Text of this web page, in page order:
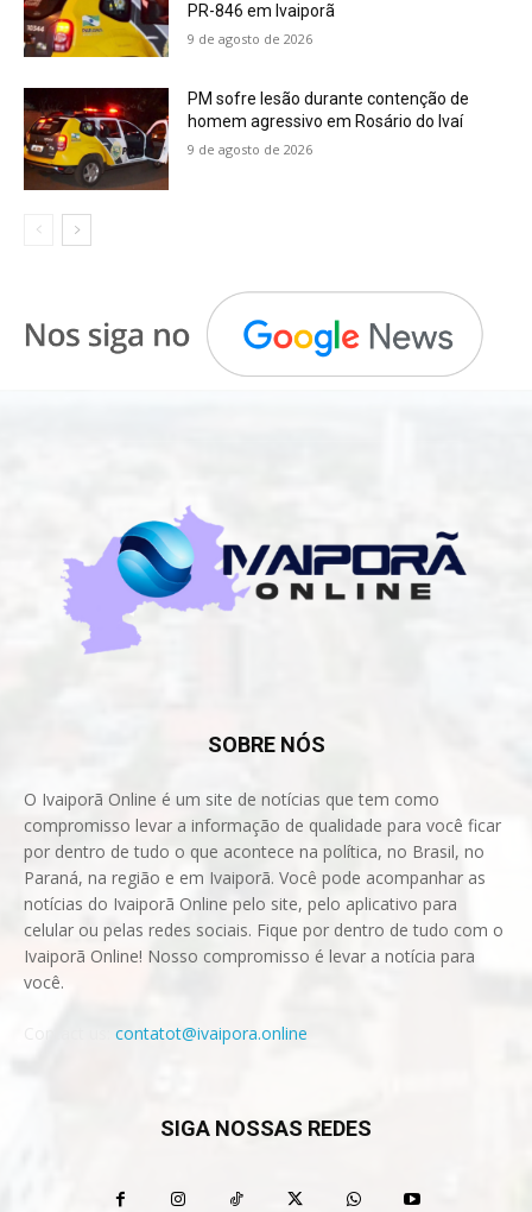
PR-846 em Ivaiporã
9 de agosto de 2026
PM sofre lesão durante contenção de
homem agressivo em Rosário do Ivaí
9 de agosto de 2026
SOBRE NÓS
O Ivaiporã Online é um site de notícias que tem como
compromisso levar a informação de qualidade para você ficar
por dentro de tudo o que acontece na política, no Brasil, no
Paraná, na região e em Ivaiporã. Você pode acompanhar as
notícias do Ivaiporã Online pelo site, pelo aplicativo para
celular ou pelas redes sociais. Fique por dentro de tudo com o
Ivaiporã Online! Nosso compromisso é levar a notícia para
você.
contatot@ivaipora.online
SIGA NOSSAS REDES